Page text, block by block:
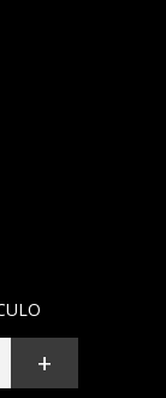
+